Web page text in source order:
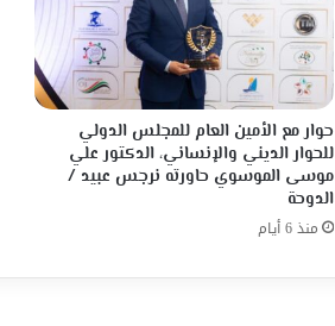
حوار مع الأمين العام للمجلس الدولي
للحوار الديني والإنساني، الدكتور علي
موسى الموسوي حاورته نرجس عبيد /
الدوحة
منذ 6 أيام